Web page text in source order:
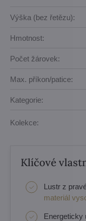
Výška (bez řetězu):
Hmotnost:
Počet žárovek:
Max. příkon/patice:
Kategorie:
Kolekce:
Klíčové
Lustr z
materiál
Energeticky